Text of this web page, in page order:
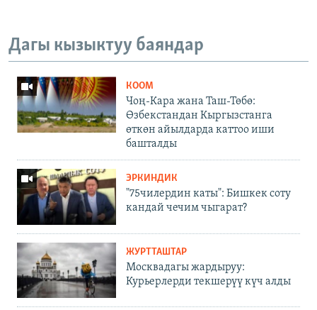
Дагы кызыктуу баяндар
КООМ
Чоң-Кара жана Таш-Төбө:
Өзбекстандан Кыргызстанга
өткөн айылдарда каттоо иши
башталды
ЭРКИНДИК
"75чилердин каты": Бишкек соту
кандай чечим чыгарат?
ЖУРТТАШТАР
Москвадагы жардыруу:
Курьерлерди текшерүү күч алды